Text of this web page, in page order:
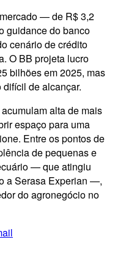
— de R$ 3,2
guidance do banco
cenário de crédito
O BB projeta lucro
bilhões em 2025, mas
de alcançar.
alta de mais
espaço para uma
Entre os pontos de
de pequenas e
— que atingiu
a Serasa Experian —,
do agronegócio no